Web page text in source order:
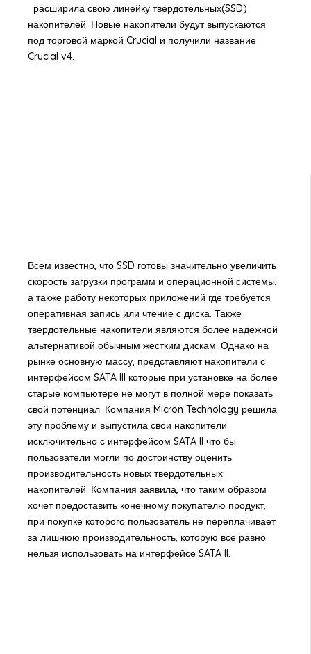
расширила свою линейку твердотельных(SSD)
накопителей. Новые накопители будут выпускаются
под торговой маркой Crucial и получили название
Crucial v4.
Всем известно, что SSD готовы значительно увеличить
скорость загрузки программ и операционной системы,
а также работу некоторых приложений где требуется
оперативная запись или чтение с диска. Также
твердотельные накопители являются более надежной
альтернативой обычным жестким дискам. Однако на
рынке основную массу, представляют накопители с
интерфейсом SATA III которые при установке на более
старые компьютере не могут в полной мере показать
свой потенциал. Компания Micron Technology решила
эту проблему и выпустила свои накопители
исключительно с интерфейсом SATA II что бы
пользователи могли по достоинству оценить
производительность новых твердотельных
накопителей. Компания заявила, что таким образом
хочет предоставить конечному покупателю продукт,
при покупке которого пользователь не переплачивает
за лишнюю производительность, которую все равно
нельзя использовать на интерфейсе SATA II.